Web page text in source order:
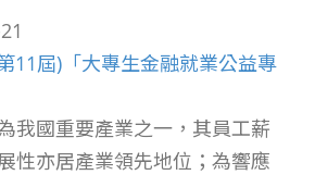
11屆)「大專生金融就業公益專
我國重要產業之一，其員工薪
性亦居產業領先地位；為響應